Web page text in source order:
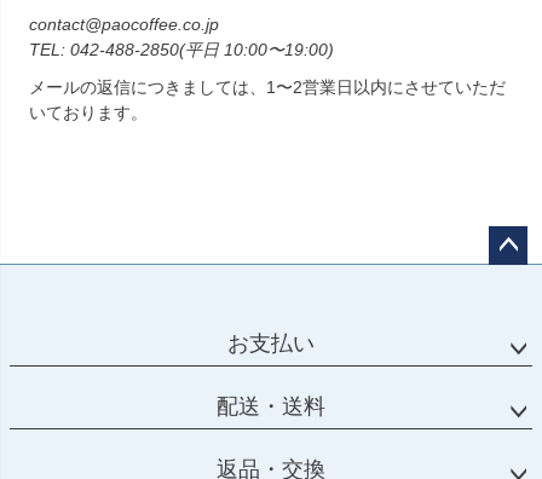
contact@paocoffee.co.jp
042-488-2850(平日 10:00〜19:00)
メールの返信につきましては、1〜2営業日以内にさせていただ
いております。
お支払い
配送・送料
返品・交換